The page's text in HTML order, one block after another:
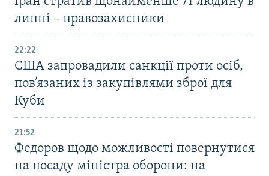
липні – правозахисники
22:22
США запровадили санкції проти осіб,
пов’язаних із закупівлями зброї для
Куби
21:52
Федоров щодо можливості повернутися
на посаду міністра оборони: на